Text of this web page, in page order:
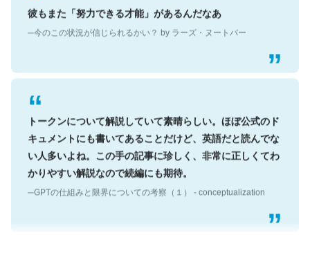
彼もまた「努力できる才能」があるんだなあ
トークンについて解説していて素晴らしい。ほぼ公式のド
キュメントにも書いてあることだけど、英語だと読んでな
い人多いよね。この手の記事に珍しく、非常に正しくてわ
かりやすい解説なので続編にも期待。